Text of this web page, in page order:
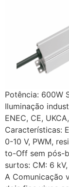
Potência: 600W
Iluminação
ENEC, CE,
Características:
0-10 V, PWM,
to-Off sem pós-
surtos: CM: 6
A Comunicação